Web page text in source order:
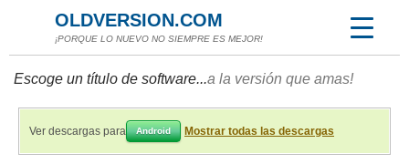
OLDVERSION.COM
¡PORQUE LO NUEVO NO SIEMPRE ES MEJOR!
Escoge un título de software...a la versión que amas!
Ver descargas para Android Mostrar todas las descargas